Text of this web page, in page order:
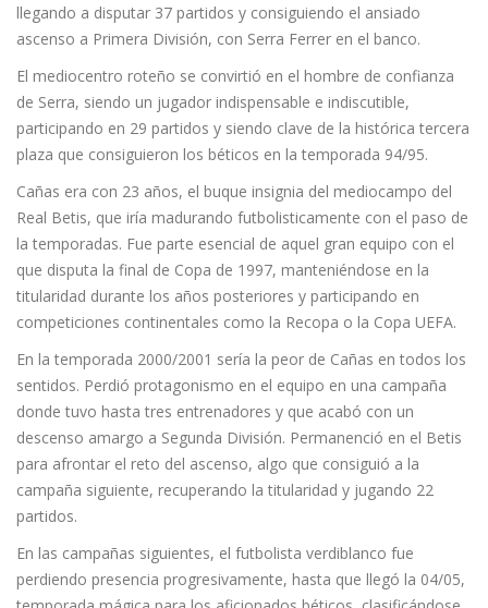
llegando a disputar 37 partidos y consiguiendo el ansiado
ascenso a Primera División, con Serra Ferrer en el banco.
El mediocentro roteño se convirtió en el hombre de confianza
de Serra, siendo un jugador indispensable e indiscutible,
participando en 29 partidos y siendo clave de la histórica tercera
plaza que consiguieron los béticos en la temporada 94/95.
Cañas era con 23 años, el buque insignia del mediocampo del
Real Betis, que iría madurando futbolisticamente con el paso de
la temporadas. Fue parte esencial de aquel gran equipo con el
que disputa la final de Copa de 1997, manteniéndose en la
titularidad durante los años posteriores y participando en
competiciones continentales como la Recopa o la Copa UEFA.
En la temporada 2000/2001 sería la peor de Cañas en todos los
sentidos. Perdió protagonismo en el equipo en una campaña
donde tuvo hasta tres entrenadores y que acabó con un
descenso amargo a Segunda División. Permanenció en el Betis
para afrontar el reto del ascenso, algo que consiguió a la
campaña siguiente, recuperando la titularidad y jugando 22
partidos.
En las campañas siguientes, el futbolista verdiblanco fue
perdiendo presencia progresivamente, hasta que llegó la 04/05,